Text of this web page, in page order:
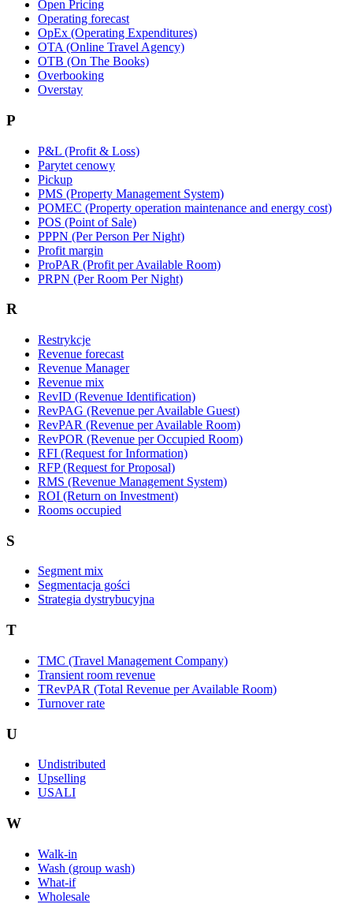
Open Pricing
Operating forecast
OpEx (Operating Expenditures)
OTA (Online Travel Agency)
OTB (On The Books)
Overbooking
Overstay
P
P&L (Profit & Loss)
Parytet cenowy
Pickup
PMS (Property Management System)
POMEC (Property operation maintenance and energy cost)
POS (Point of Sale)
PPPN (Per Person Per Night)
Profit margin
ProPAR (Profit per Available Room)
PRPN (Per Room Per Night)
R
Restrykcje
Revenue forecast
Revenue Manager
Revenue mix
RevID (Revenue Identification)
RevPAG (Revenue per Available Guest)
RevPAR (Revenue per Available Room)
RevPOR (Revenue per Occupied Room)
RFI (Request for Information)
RFP (Request for Proposal)
RMS (Revenue Management System)
ROI (Return on Investment)
Rooms occupied
S
Segment mix
Segmentacja gości
Strategia dystrybucyjna
T
TMC (Travel Management Company)
Transient room revenue
TRevPAR (Total Revenue per Available Room)
Turnover rate
U
Undistributed
Upselling
USALI
W
Walk-in
Wash (group wash)
What-if
Wholesale